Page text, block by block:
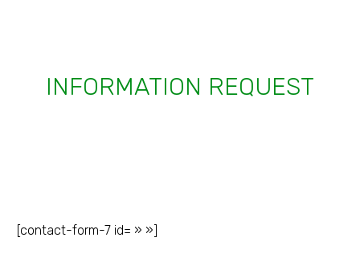
INFORMATION REQUEST
[contact-form-7 id= » »]